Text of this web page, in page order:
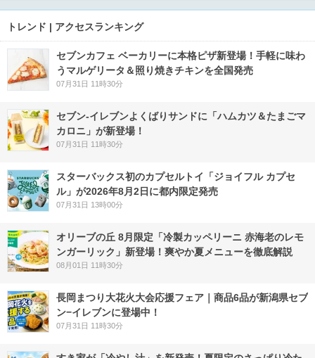
トレンド | アクセスランキング
セブンカフェ ベーカリーに本格ピザ新登場！手軽に味わ
うマルゲリータ＆照り焼きチキンを全国発売
07月31日 11時30分
セブン‐イレブンよくばりサンドに「ハムカツ＆たまごマ
カロニ」が新登場！
07月31日 11時30分
スターバックス初のカプセルトイ「ジョイフル カプセ
ル」が2026年8月2日に都内限定発売
07月31日 13時00分
オリーブの丘 8月限定「冷製カッペリーニ 赤海老のレモ
ンガーリック」新登場！爽やか夏メニューを徹底解説
08月01日 11時30分
長岡まつり大花火大会応援フェア｜商品6品が新潟県セブ
ン−イレブンに登場中！
07月31日 11時30分